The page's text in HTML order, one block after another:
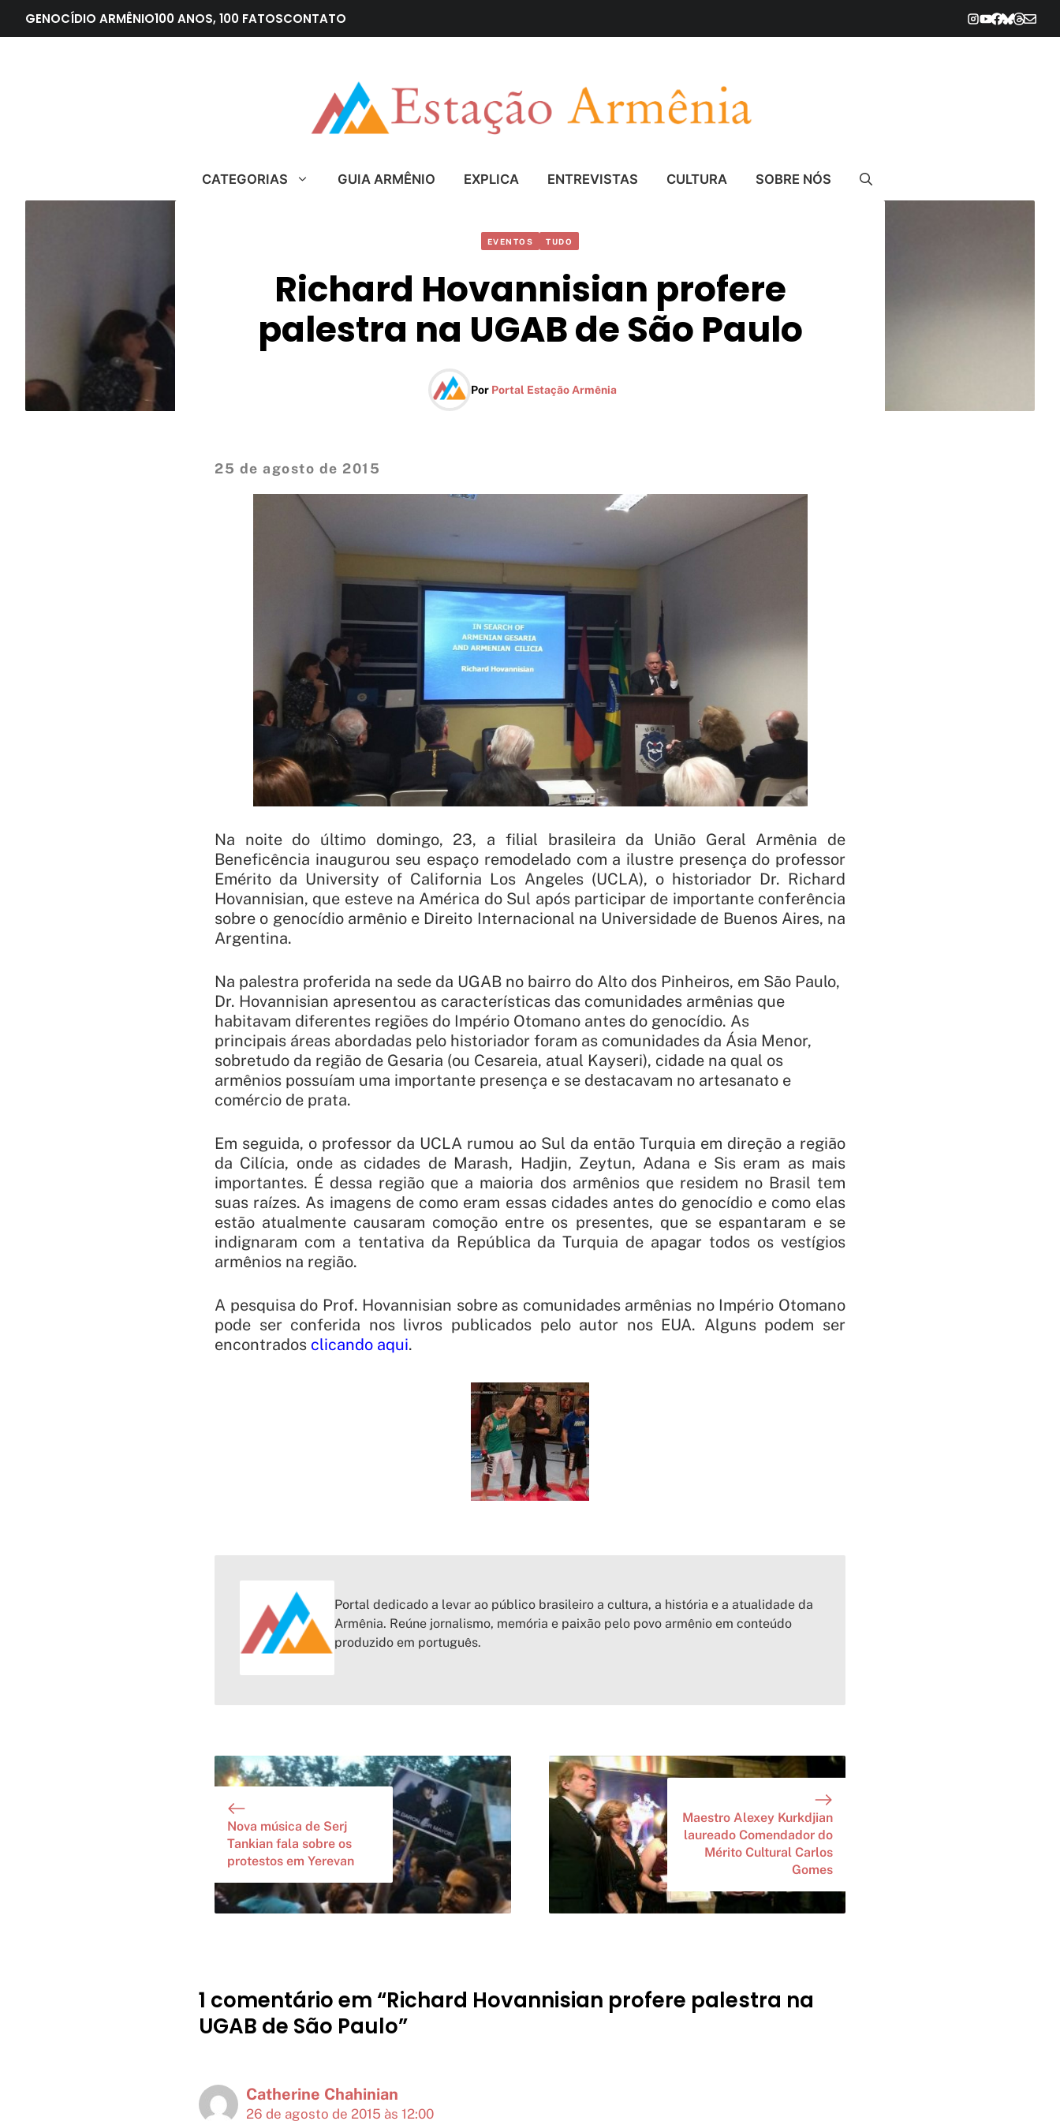
para
GENOCÍDIO ARMÊNIO100 ANOS, 100 FATOSCONTATO
CATEGORIAS GUIA ARMÊNIO EXPLICA ENTREVISTAS CULTURA SOBRE NÓS
EVENTOS TUDO
Richard Hovannisian profere
palestra na UGAB de São Paulo
Por Portal Estação Armênia
25 de agosto de 2015
Na noite do último domingo, 23, a filial brasileira da União Geral Armênia de
Beneficência inaugurou seu espaço remodelado com a ilustre presença do professor
Emérito da University of California Los Angeles(UCLA), o historiador Dr. Richard
Hovannisian, que esteve na América do Sul após participar de importante conferência
sobre o genocídio armênio e Direito Internacional na Universidade de Buenos Aires, na
Argentina.
Na palestra proferida na sede da UGAB no bairro do Alto dos Pinheiros, em São Paulo,
Dr. Hovannisian apresentou as características das comunidades armênias que
habitavam diferentes regiões do Império Otomano antes do genocídio. As
principais áreas abordadas pelo historiador foram as comunidades da Ásia Menor,
sobretudo da região de Gesaria (ou Cesareia, atual Kayseri), cidade na qual os
armênios possuíam uma importante presença e se destacavam no artesanato e
comércio de prata.
Em seguida, o professor da UCLA rumou ao Sul da então Turquia em direção a região
da Cilícia, onde as cidades de Marash, Hadjin, Zeytun, Adana e Sis eram as mais
importantes. É dessa região que a maioria dos armênios que residem no Brasil tem
suas raízes. As imagens de como eram essas cidades antes do genocídio e como elas
estão atualmente causaram comoção entre os presentes, que se espantaram e se
indignaram com a tentativa da República da Turquia de apagar todos os vestígios
armênios na região.
A pesquisa do Prof. Hovannisian sobre as comunidades armênias no Império Otomano
pode ser conferida nos livros publicados pelo autor nos EUA. Alguns podem ser
encontrados clicando aqui.
Portal dedicado a levar ao público brasileiro a cultura, a história e a atualidade da
Armênia. Reúne jornalismo, memória e paixão pelo povo armênio em conteúdo
produzido em português.
Nova música de Serj
Tankian fala sobre os
protestos em Yerevan
Maestro Alexey Kurkdjian
laureado Comendador do
Mérito Cultural Carlos
Gomes
1 comentário em “Richard Hovannisian profere palestra na
UGAB de São Paulo”
Catherine Chahinian
26 de agosto de 2015 às 12:00